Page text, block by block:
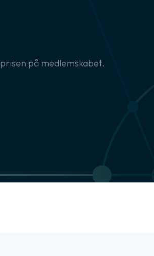
på medlemskabet.